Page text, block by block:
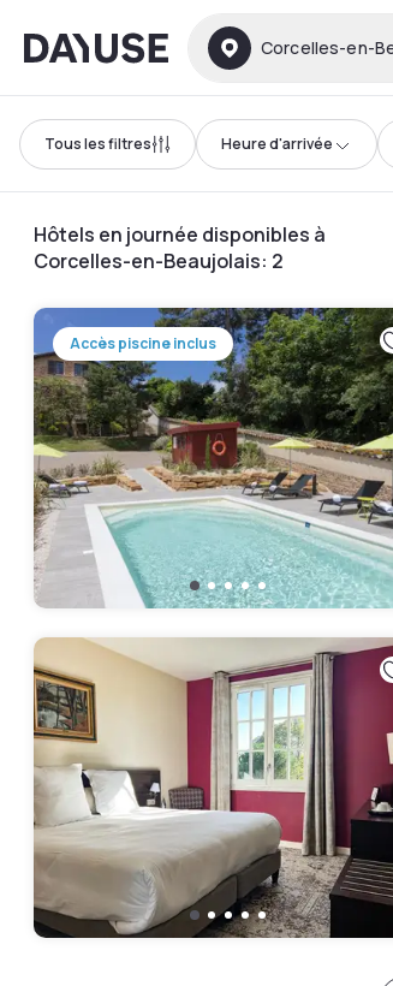
Dayuse Corcelles-en-
Tous les filtres Heure d'arrivée
Hôtels en journée disponibles à
Corcelles-en-Beaujolais: 2
Accès piscine inclus